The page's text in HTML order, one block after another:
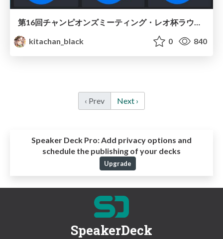
第16回チャンピオンズミーティング・レオ杯ラウンド1集計 / Umamusume Leo 2022 Round１
kitachan_black
0 840
‹ Prev Next ›
Speaker Deck Pro:Add privacy options and
schedule the publishing of your decks
Upgrade
SpeakerDeck